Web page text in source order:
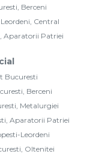
Berceni
Central
Aparatorii Patriei
Bucuresti
Berceni
Metalurgiei
Aparatorii Patriei
Leordeni
Oltenitei